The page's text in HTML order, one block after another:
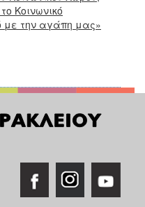
Κοινωνικό
με την αγάπη μας»